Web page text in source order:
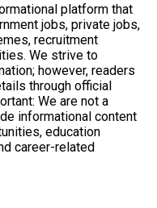
platform that
jobs, private jobs,
recruitment
We strive to
however, readers
through official
We are not a
informational content
education
career-related